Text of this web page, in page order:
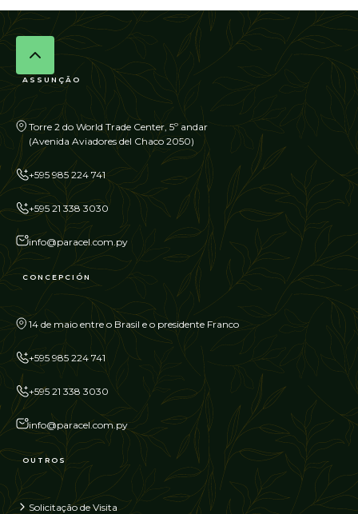
ASSUNÇÃO
Torre 2 do World Trade Center, 5º andar
(Avenida Aviadores del Chaco 2050)
+595 985 224 741
+595 21 338 3030
info@paracel.com.py
CONCEPCIÓN
14 de maio entre o Brasil e o presidente Franco
+595 985 224 741
+595 21 338 3030
info@paracel.com.py
OUTROS
Solicitação de Visita